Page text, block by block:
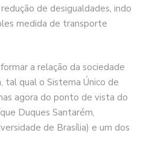
de desigualdades, indo
medida de transporte
a relação da sociedade
tal qual o Sistema Único de
agora do ponto de vista do
Duques Santarém,
de Brasília) e um dos